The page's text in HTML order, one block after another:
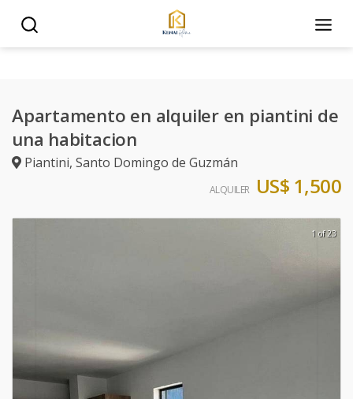
Apartamento en alquiler en piantini de
una habitacion
Piantini, Santo Domingo de Guzmán
ALQUILER US$ 1,500
1 of 23